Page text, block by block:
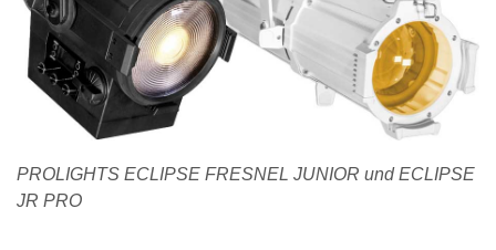
PROLIGHTS ECLIPSE FRESNEL JUNIOR und ECLIPSE
JR PRO